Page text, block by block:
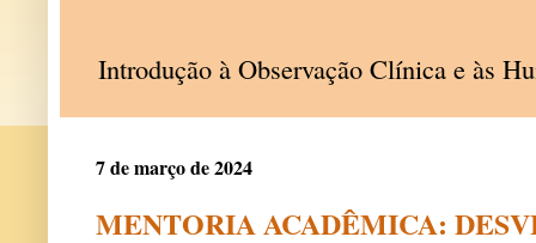
Introdução à Observação Clínica e às
7 de março de 2024
MENTORIA ACADÊMICA: